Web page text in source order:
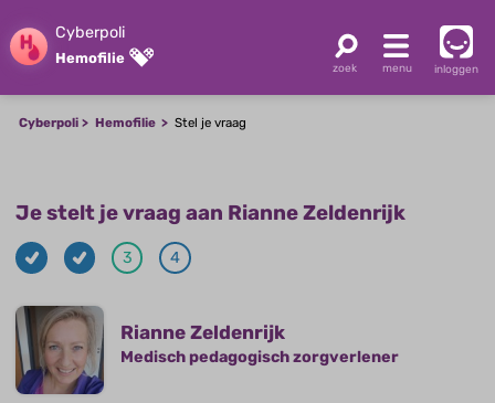
Cyberpoli
Hemofilie
inloggen
Cyberpoli Hemofilie Stel je vraag
Je stelt je vraag aan Rianne Zeldenrijk
3 4
Rianne Zeldenrijk
Medisch pedagogisch zorgverlener